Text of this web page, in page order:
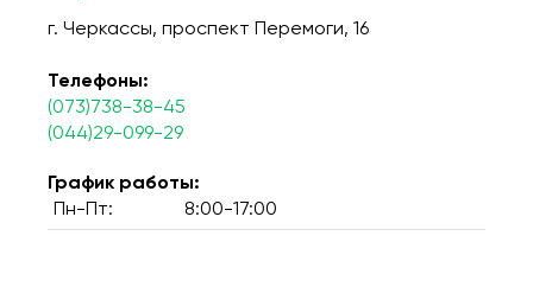
г. Черкассы, проспект Перемоги, 16
Телефоны:
(073)738-38-45
(044)29-099-29
График работы:
Пн-Пт:
8:00-17:00